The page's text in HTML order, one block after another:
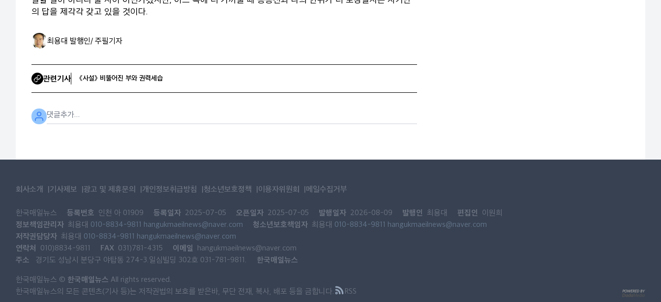
의 답을 제각각 갖고 있을 것이다.
최용대 발행인/ 주필기자
관련기사 《사설》 비뚤어진 부와 권력세습
회사소개 기사제보 광고 및 제휴문의 개인정보취급방침 청소년보호정책 이용자위원회 메일수집거부
한국매일뉴스 등록번호 인천 아 01909 등록일자 2025-07-05 오픈일자 2025-07-05 발행일자 2026-08-09 발행인 최용대 편집인 이원희
정보책임관리자 최용대 010-8834-9811 hangukmaeilnews@naver.com 청소년보호책임자 최용대 010-8834-9811 hangukmaeilnews@naver.com
저작권담당자 최용대 010-8834-9811 hangukmaeilnews@naver.com
연락처 010)8834-9811 FAX 031)781-4315 이메일 hangukmaeilnews@naver.com
주소 경기도 성남시 분당구 야탑동 274-3.일심빌딩 302호 031-781-9811. 한국매일뉴스
한국매일뉴스 © 한국매일뉴스 All rights reserved.
한국매일뉴스의 모든 콘텐츠(기사 등)는 저작권법의 보호를 받은바, 무단 전재, 복사, 배포 등을 금합니다.
RSS